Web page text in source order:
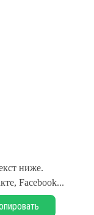
ниже.
Facebook...